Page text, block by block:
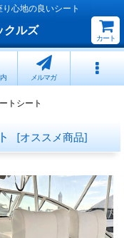
心地の良いシート
クルズ
カート
メルマガ
トシート
[オススメ商品]